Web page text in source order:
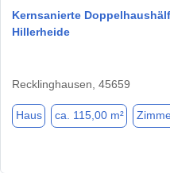
Kernsanierte
Hillerheide
Recklinghausen, 45659
Haus ca. 115,00 m²